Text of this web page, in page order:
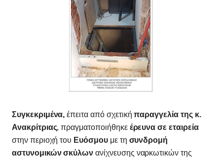
Συγκεκριμένα,έπειτα από σχετικήπαραγγελία της κ.
Ανακρίτριας, πραγματοποιήθηκε έρευνα σε εταιρεία
στην περιοχή του Ευόσμουμε τη συνδρομή
αστυνομικών σκύλων ανίχνευσης ναρκωτικών της